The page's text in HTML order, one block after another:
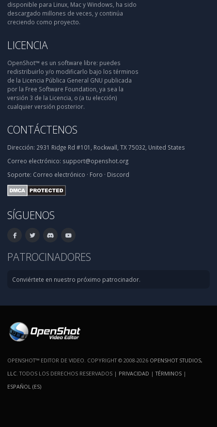
disponible para Linux, Mac y Windows, ha sido
descargado millones de veces, y continúa
creciendo como proyecto.
LICENCIA
OpenShot™ es un software libre: puedes
redistribuirlo y/o modificarlo bajo los términos
de la Licencia Pública General GNU publicada
por la Free Software Foundation, ya sea la
versión 3 de la Licencia, o (a tu elección)
cualquier versión posterior.
CONTÁCTENOS
Dirección: 2931 Ridge Rd #101, Rockwall, TX 75032, United States
Correo electrónico: support@openshot.org
Soporte: Correo electrónico · Foro · Discord
SÍGUENOS
PATROCINADORES
Conviértete en nuestro próximo patrocinador.
OPENSHOT™ EDITOR DE VIDEO. COPYRIGHT © 2008-2026 OPENSHOT STUDIOS,
LLC . TODOS LOS DERECHOS RESERVADOS | PRIVACIDAD |TÉRMINOS |
ESPAÑOL (ES)